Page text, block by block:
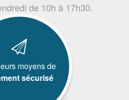
de 10h à 17h30.
moyens de
sécurisé